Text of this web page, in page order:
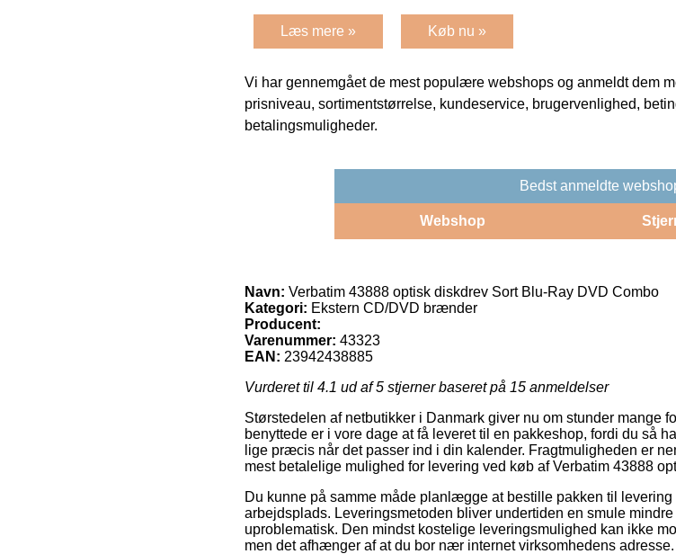
Læs mere » Køb nu »
Vi har gennemgået de mest populære webshops og anmeldt dem
prisniveau, sortimentstørrelse, kundeservice, brugervenlighed,
betalingsmuligheder.
Bedst anmeldte
Webshop
Navn: Verbatim 43888 optisk diskdrev Sort Blu-Ray DVD Combo
Kategori: Ekstern CD/DVD brænder
Producent:
Varenummer: 43323
EAN: 23942438885
Vurderet til 4.1 ud af 5 stjerner baseret på 15 anmeldelser
Størstedelen af netbutikker i Danmark giver nu om stunder mange
benyttede er i vore dage at få leveret til en pakkeshop, fordi du så
lige præcis når det passer ind i din kalender. Fragtmuligheden er
mest betalelige mulighed for levering ved køb af Verbatim 43888
Du kunne på samme måde planlægge at bestille pakken til
arbejdsplads. Leveringsmetoden bliver undertiden en smule
uproblematisk. Den mindst kostelige leveringsmulighed kan ikke
men det afhænger af at du bor nær internet virksomhedens adresse.